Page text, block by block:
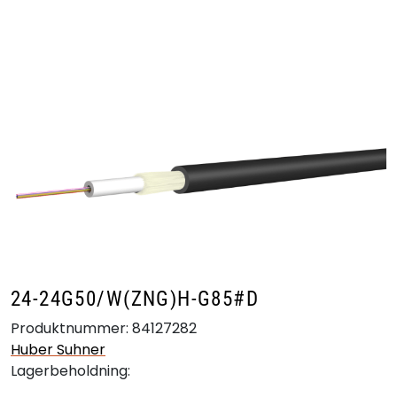
24-24G50/W(ZNG)H-G85#D
Produktnummer: 84127282
Huber Suhner
Lagerbeholdning: